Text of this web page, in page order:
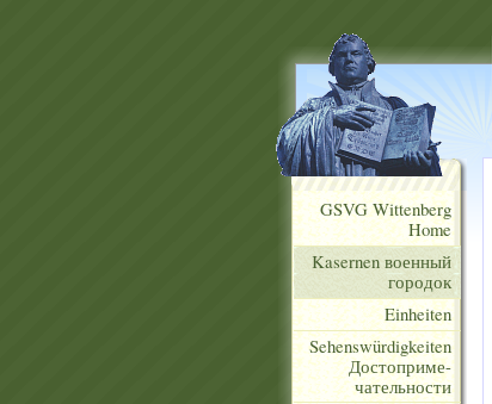
GSVG Wittenberg
Home
Kasernen военный
городок
Einheiten
Sehenswürdigkeiten
Достоприме-
чательности